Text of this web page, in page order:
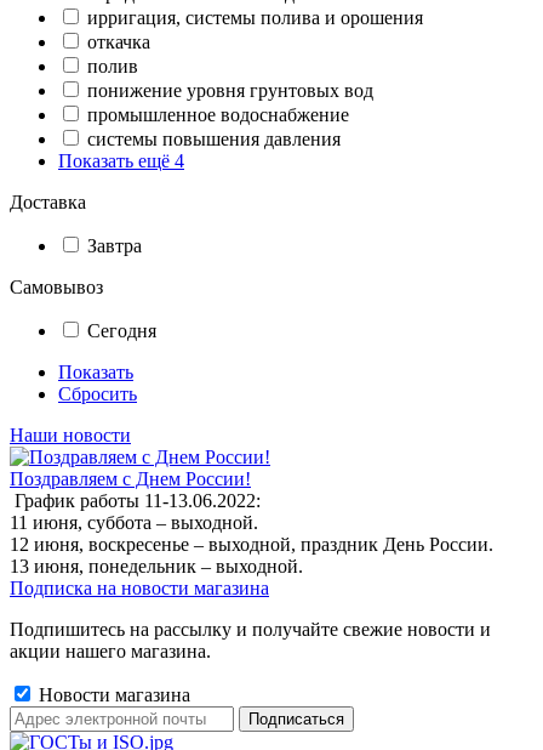
ирригация, системы полива и орошения
откачка
полив
понижение уровня грунтовых вод
промышленное водоснабжение
системы повышения давления
Показать ещё 4
Доставка
Завтра
Самовывоз
Сегодня
Показать
Сбросить
Наши новости
Поздравляем с Днем России!
График работы 11-13.06.2022:
11 июня, суббота – выходной.
12 июня, воскресенье – выходной, праздник День России.
13 июня, понедельник – выходной.
Подписка на новости магазина
Подпишитесь на рассылку и получайте свежие новости и
акции нашего магазина.
Новости магазина